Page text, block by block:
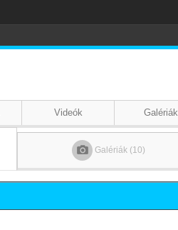
Videók Galériák
Galériák (10)